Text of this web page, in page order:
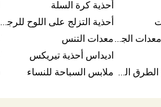
أحذية كرة السلة
أحذية التزلج على اللوح للرجال
اديداس أديدازيرو معدات الجريمعدات التنس
اديداس أحذية تيريكس
أحذية الجري على الطرق الوعرة للرجال ملابس السباحة للنساء